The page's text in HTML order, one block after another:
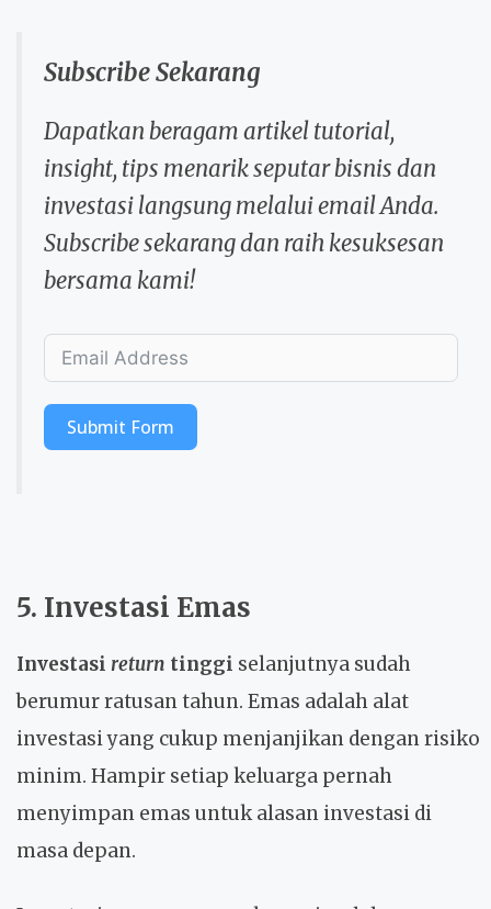
Subscribe Sekarang
Dapatkan beragam artikel tutorial,
insight, tips menarik seputar bisnis dan
investasi langsung melalui email Anda.
Subscribe sekarang dan raih kesuksesan
bersama kami!
Submit Form
5. Investasi Emas
Investasi return tinggi selanjutnya sudah
berumur ratusan tahun. Emas adalah alat
investasi yang cukup menjanjikan dengan risiko
minim. Hampir setiap keluarga pernah
menyimpan emas untuk alasan investasi di
masa depan.